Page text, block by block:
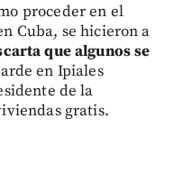
proceder en el
Cuba, se hicieron a
que algunos se
en Ipiales
de la
gratis.